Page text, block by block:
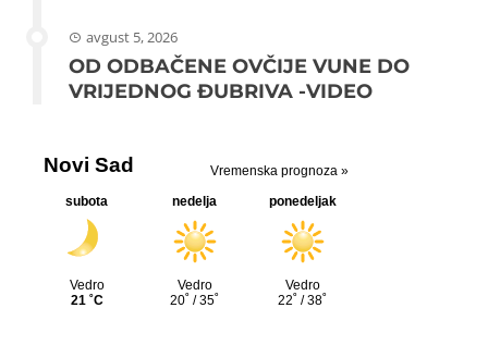
avgust 5, 2026
OD ODBAČENE OVČIJE VUNE DO
VRIJEDNOG ĐUBRIVA -VIDEO